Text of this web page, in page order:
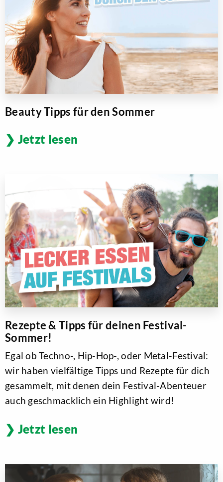
Beauty Tipps für den Sommer
Jetzt lesen
Rezepte & Tipps für deinen Festival-
Sommer!
Egal ob Techno-, Hip-Hop-, oder Metal-Festival:
wir haben vielfältige Tipps und Rezepte für dich
gesammelt, mit denen dein Festival-Abenteuer
auch geschmacklich ein Highlight wird!
Jetzt lesen